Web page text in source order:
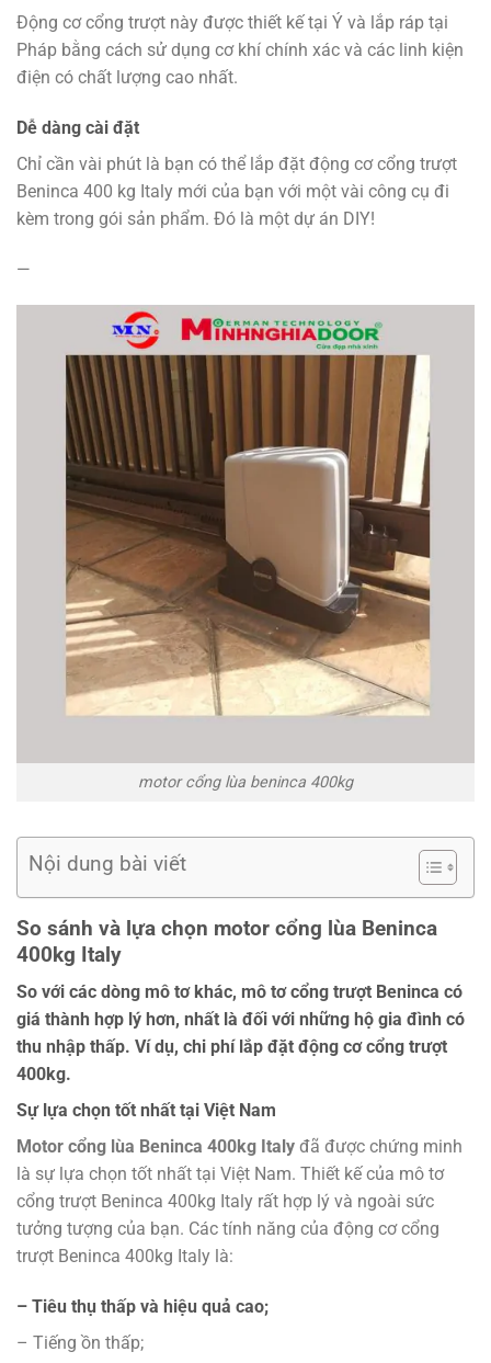
Động cơ cổng trượt này được thiết kế tại Ý và lắp ráp tại
Pháp bằng cách sử dụng cơ khí chính xác và các linh kiện
điện có chất lượng cao nhất.
Dễ dàng cài đặt
Chỉ cần vài phút là bạn có thể lắp đặt động cơ cổng trượt
Beninca 400 kg Italy mới của bạn với một vài công cụ đi
kèm trong gói sản phẩm. Đó là một dự án DIY!
—
motor cổng lùa beninca 400kg
Nội dung bài viết
So sánh và lựa chọn motor cổng lùa Beninca
400kg Italy
So với các dòng mô tơ khác, mô tơ cổng trượt Beninca có
giá thành hợp lý hơn, nhất là đối với những hộ gia đình có
thu nhập thấp. Ví dụ, chi phí lắp đặt động cơ cổng trượt
400kg.
Sự lựa chọn tốt nhất tại Việt Nam
Motor cổng lùa Beninca 400kg Italy đã được chứng minh
là sự lựa chọn tốt nhất tại Việt Nam. Thiết kế của mô tơ
cổng trượt Beninca 400kg Italy rất hợp lý và ngoài sức
tưởng tượng của bạn. Các tính năng của động cơ cổng
trượt Beninca 400kg Italy là:
– Tiêu thụ thấp và hiệu quả cao;
– Tiếng ồn thấp;